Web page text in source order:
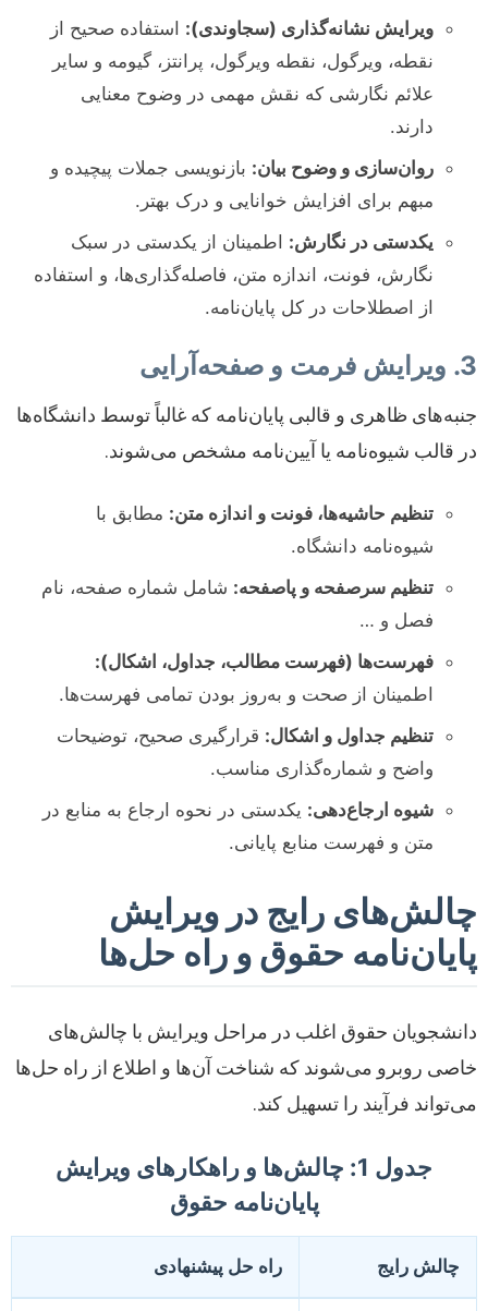
ویرایش نشانه‌گذاری (سجاوندی): استفاده صحیح از
نقطه، ویرگول، نقطه ویرگول، پرانتز، گیومه و سایر
علائم نگارشی که نقش مهمی در وضوح معنایی
دارند.
روان‌سازی و وضوح بیان: بازنویسی جملات پیچیده و
مبهم برای افزایش خوانایی و درک بهتر.
یکدستی در نگارش: اطمینان از یکدستی در سبک
نگارش، فونت، اندازه متن، فاصله‌گذاری‌ها، و استفاده
از اصطلاحات در کل پایان‌نامه.
3. ویرایش فرمت و صفحه‌آرایی
جنبه‌های ظاهری و قالبی پایان‌نامه که غالباً توسط دانشگاه‌ها
در قالب شیوه‌نامه یا آیین‌نامه مشخص می‌شوند.
تنظیم حاشیه‌ها، فونت و اندازه متن: مطابق با
شیوه‌نامه دانشگاه.
تنظیم سرصفحه و پاصفحه: شامل شماره صفحه، نام
فصل و …
فهرست‌ها (فهرست مطالب، جداول، اشکال):
اطمینان از صحت و به‌روز بودن تمامی فهرست‌ها.
تنظیم جداول و اشکال: قرارگیری صحیح، توضیحات
واضح و شماره‌گذاری مناسب.
شیوه ارجاع‌دهی: یکدستی در نحوه ارجاع به منابع در
متن و فهرست منابع پایانی.
چالش‌های رایج در ویرایش
پایان‌نامه حقوق و راه حل‌ها
دانشجویان حقوق اغلب در مراحل ویرایش با چالش‌های
خاصی روبرو می‌شوند که شناخت آن‌ها و اطلاع از راه حل‌ها
می‌تواند فرآیند را تسهیل کند.
جدول 1: چالش‌ها و راهکارهای ویرایش
پایان‌نامه حقوق
چالش رایج راه حل پیشنهادی